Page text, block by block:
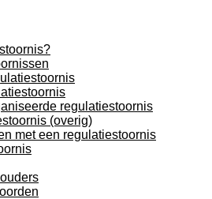
regulatiestoornis
(overig)
met een regulatiestoornis